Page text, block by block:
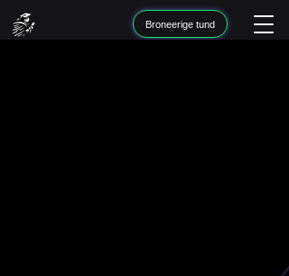
Broneerige tund